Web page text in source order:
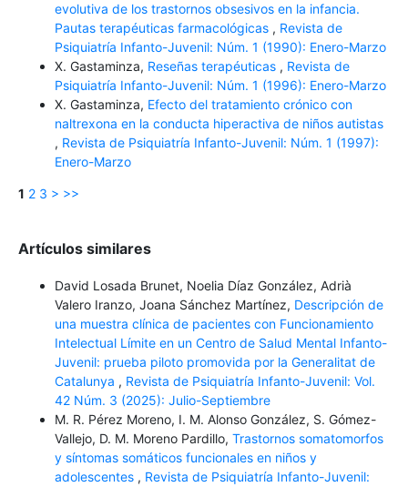
evolutiva de los trastornos obsesivos en la infancia.
Pautas terapéuticas farmacológicas , Revista de
Psiquiatría Infanto-Juvenil: Núm. 1 (1990): Enero-Marzo
X. Gastaminza, Reseñas terapéuticas , Revista de
Psiquiatría Infanto-Juvenil: Núm. 1 (1996): Enero-Marzo
X. Gastaminza, Efecto del tratamiento crónico con
naltrexona en la conducta hiperactiva de niños autistas
, Revista de Psiquiatría Infanto-Juvenil: Núm. 1 (1997):
Enero-Marzo
1 2 3 > >>
Artículos similares
David Losada Brunet, Noelia Díaz González, Adrià
Valero Iranzo, Joana Sánchez Martínez, Descripción de
una muestra clínica de pacientes con Funcionamiento
Intelectual Límite en un Centro de Salud Mental Infanto-
Juvenil: prueba piloto promovida por la Generalitat de
Catalunya , Revista de Psiquiatría Infanto-Juvenil: Vol.
42 Núm. 3 (2025): Julio-Septiembre
M. R. Pérez Moreno, I. M. Alonso González, S. Gómez-
Vallejo, D. M. Moreno Pardillo, Trastornos somatomorfos
y síntomas somáticos funcionales en niños y
adolescentes , Revista de Psiquiatría Infanto-Juvenil: